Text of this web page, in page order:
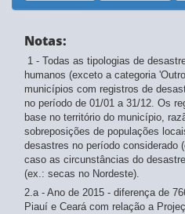
Notas:
1 - Todas as tipologias de
humanos (exceto a categoria
municípios com registros de
no período de 01/01 a 31/12. Os
base no território do município,
sobreposições de populações
desastres no período considerado
caso as circunstâncias do
(ex.: secas no Nordeste).
2.a - Ano de 2015 - diferença de
Piauí e Ceará com relação a